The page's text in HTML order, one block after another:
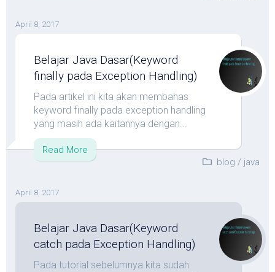
April 8, 2017
Belajar Java Dasar(Keyword
finally pada Exception Handling)
Pada artikel ini kita akan membahas
keyword finally pada exception handling
yang masih ada kaitannya dengan...
Read More
blog / java
April 8, 2017
Belajar Java Dasar(Keyword
catch pada Exception Handling)
Pada tutorial sebelumnya kita sudah